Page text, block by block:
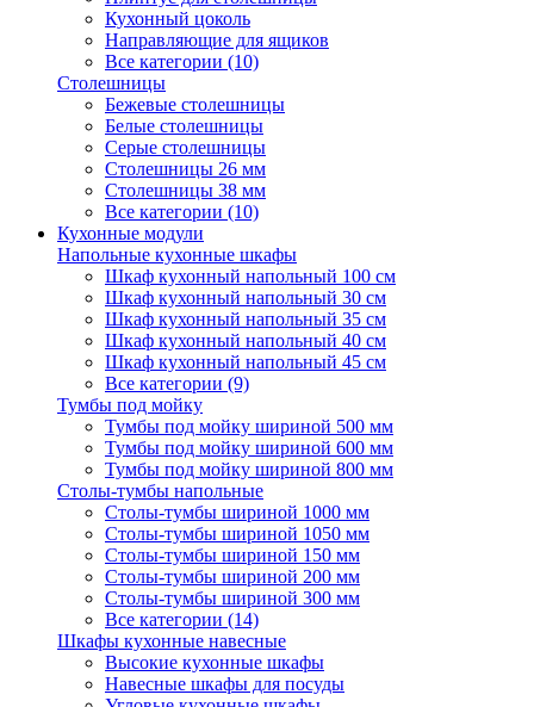
Кухонный цоколь
Направляющие для ящиков
Все категории (10)
Столешницы
Бежевые столешницы
Белые столешницы
Серые столешницы
Столешницы 26 мм
Столешницы 38 мм
Все категории (10)
Кухонные модули
Напольные кухонные шкафы
Шкаф кухонный напольный 100 см
Шкаф кухонный напольный 30 см
Шкаф кухонный напольный 35 см
Шкаф кухонный напольный 40 см
Шкаф кухонный напольный 45 см
Все категории (9)
Тумбы под мойку
Тумбы под мойку шириной 500 мм
Тумбы под мойку шириной 600 мм
Тумбы под мойку шириной 800 мм
Столы-тумбы напольные
Столы-тумбы шириной 1000 мм
Столы-тумбы шириной 1050 мм
Столы-тумбы шириной 150 мм
Столы-тумбы шириной 200 мм
Столы-тумбы шириной 300 мм
Все категории (14)
Шкафы кухонные навесные
Высокие кухонные шкафы
Навесные шкафы для посуды